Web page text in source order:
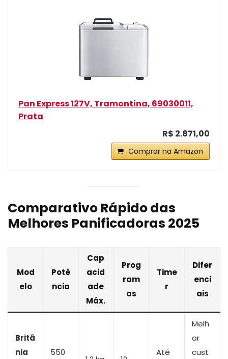
Pan Express 127V, Tramontina, 69030011,
Prata
R$ 2.871,00
Comprar na Amazon
Comparativo Rápido das
Melhores Panificadoras 2025
Mod
elo
Potê
ncia
Cap
acid
ade
Máx.
Prog
ram
as
Time
r
Difer
enci
ais
Britâ
nia
550
Até
Melh
or
cust